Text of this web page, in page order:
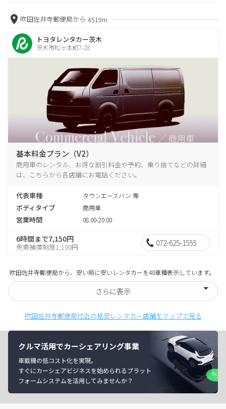
吹田佐井寺郵便局から 4519m
トヨタレンタカー茨木
茨木市松ヶ本町7-28
基本料金プラン（V2）
商用車のレンタル、お得な割引料金や予約、乗り捨てなどの詳細
は、こちらから各店舗にお電話ください。
代表車種 タウンエースバン 等
ボディタイプ 商用車
営業時間 08:00-20:00
6時間まで7,150円
免責補償制度1,100円 072-625-1555
吹田佐井寺郵便局から、安い順に安いレンタカーを40車種表示しています。
さらに表示
吹田佐井寺郵便局付近の格安レンタカー店舗をマップで見る
クルマ活用でカーシェアリング事業
車載機の低コスト化を実現。
すぐにカーシェアビジネスを始められるプラット
フォームシステムを活用してみませんか？